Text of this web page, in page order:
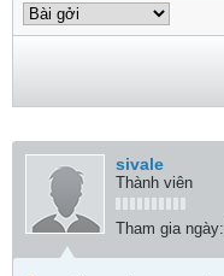
sivale
Thành viên
Tham gia ngày: